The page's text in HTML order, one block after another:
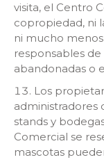
visita, el Centro
copropiedad, ni
ni mucho
responsables
abandonadas o
Los
administradores
stands y
Comercial se
mascotas